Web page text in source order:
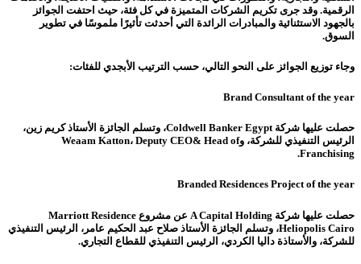
الرقمية. وقد جرى تكريم الشركات المتميزة في كل فئة، حيث احتفت الجوائز
بالجهود الاستثنائية والمبادرات الرائدة التي أحدثت تأثيرًا ملموسًا في تطوير
السوق.
وجاء توزيع الجوائز على النحو التالي، حسب الترتيب الأبجدي للفئات:
Brand Consultant of the year
حصلت عليها شركة Coldwell Banker Egypt، وتسلم الجائزة الأستاذ كريم زين،
الرئيس التنفيذي للشركة، وWeaam Katton، Deputy CEO& Head of
Franchising.
Branded Residences Project of the year
حصلت عليها شركة A Capital Holding عن مشروع Marriott Residence
Heliopolis Cairo، وتسلم الجائزة الأستاذ صلاح عبد الحكيم عامر، الرئيس التنفيذي
للشركة، والأستاذة داليا الكردي، الرئيس التنفيذي للقطاع التجاري.